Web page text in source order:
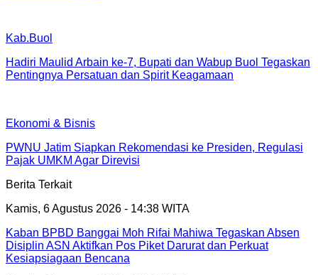
Kab.Buol
Hadiri Maulid Arbain ke-7, Bupati dan Wabup Buol Tegaskan
Pentingnya Persatuan dan Spirit Keagamaan
Ekonomi & Bisnis
PWNU Jatim Siapkan Rekomendasi ke Presiden, Regulasi
Pajak UMKM Agar Direvisi
Berita Terkait
Kamis, 6 Agustus 2026 - 14:38 WITA
Kaban BPBD Banggai Moh Rifai Mahiwa Tegaskan Absen
Disiplin ASN Aktifkan Pos Piket Darurat dan Perkuat
Kesiapsiagaan Bencana